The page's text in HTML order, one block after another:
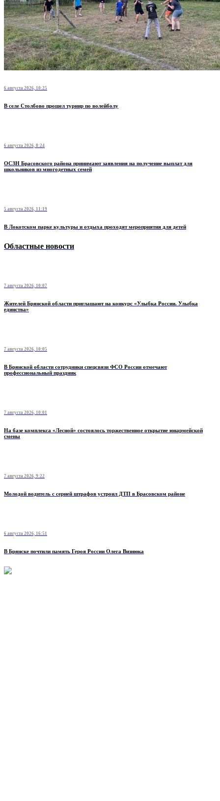
6 августа 2026, 10:25
В селе Столбово прошел турнир по волейболу
6 августа 2026, 8:24
ОСЗН Брасовского района принимают заявления на получение выплат для
школьников из многодетных семей
5 августа 2026, 11:19
В Локотском парке культуры и отдыха проходят мероприятия для детей
Областные новости
7 августа 2026, 10:07
Жителей Брянской области приглашают на конкурс «Улыбка России. Улыбка
единства»
7 августа 2026, 10:05
В Брянской области сотрудники спецсвязи ФСО России отмечают
профессиональный праздник
7 августа 2026, 10:01
На базе комплекса «Лесной» состоялось торжественное открытие юнармейской
смены
7 августа 2026, 9:22
Молодой водитель с серией штрафов устроил ДТП в Брасовском районе
6 августа 2026, 16:51
В Брянске почтили память Героя России Олега Визнюка